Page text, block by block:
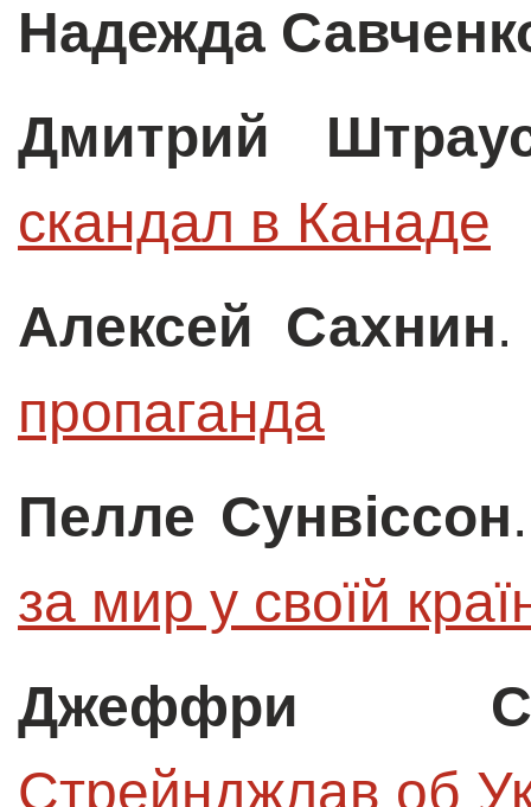
Надежда
Дмитрий
скандал в Канаде
Алексей Сахнин
пропаганда
Пелле Сунвіссон
за мир у своїй
Джеффри
Стрейнджлав об